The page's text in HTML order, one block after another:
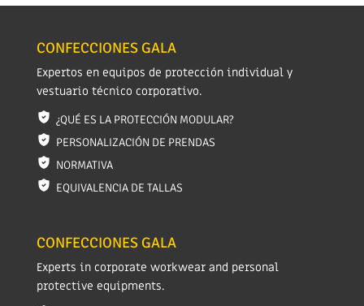
CONFECCIONES GALA
Expertos en equipos de protección individual y
vestuario técnico corporativo.
¿QUÉ ES LA PROTECCIÓN MODULAR?
PERSONALIZACIÓN DE PRENDAS
NORMATIVA
EQUIVALENCIA DE TALLAS
CONFECCIONES GALA
Experts in corporate workwear and personal
protective equipments.